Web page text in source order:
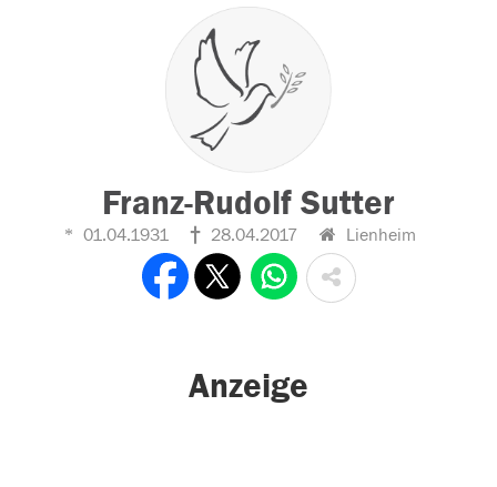
Franz-Rudolf Sutter
01.04.1931 28.04.2017 Lienheim
Anzeige